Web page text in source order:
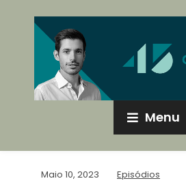
Menu
Maio 10, 2023 Episódios